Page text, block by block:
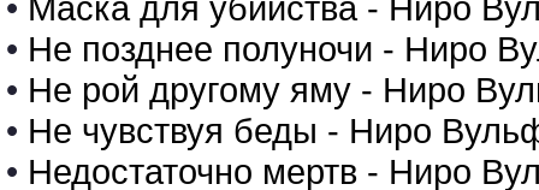
• Не позднее полуночи - Ниро
• Не рой другому яму - Ниро
• Не чувствуя беды - Ниро
• Недостаточно мертв - Ниро